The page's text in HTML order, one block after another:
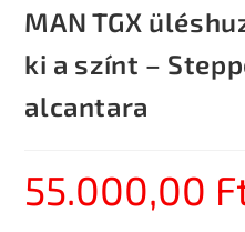
MAN TGX
ki a színt –
alcantara
55.000,00